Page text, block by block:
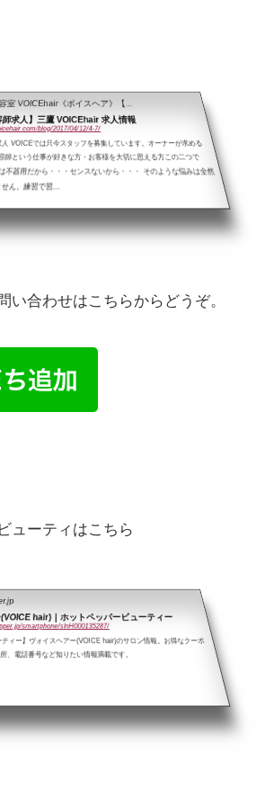
室 VOICEhair《ボイスヘア》【...
師求人】三鷹 VOICEhair 求人情報
blog/2017/04/12/4-7/
人 VOICEでは只今スタッフを募集しています。オーナーが求める
師という仕事が好きな方・お客様を大切に思える方この二つで
不器用だから・・・センスないから・・・ そのような悩みは全然
ん。練習で習...
い合わせはこちらからどうぞ。
ューティはこちら
hair)｜ホットペッパービューティー
smartphone/slnH000135287/
ティー】ヴォイスヘアー(VOICE hair)のサロン情報。お得なクーポ
、電話番号など知りたい情報満載です。